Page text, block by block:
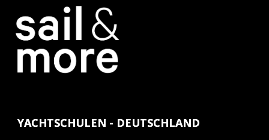
YACHTSCHULEN - DEUTSCHLAND